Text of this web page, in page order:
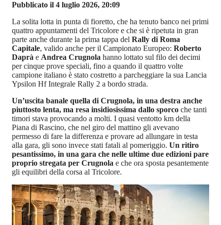
Pubblicato il 4 luglio 2026, 20:09
La solita lotta in punta di fioretto, che ha tenuto banco nei primi
quattro appuntamenti del Tricolore e che si è ripetuta in gran
parte anche durante la prima tappa del Rally di Roma
Capitale, valido anche per il Campionato Europeo: Roberto
Daprà e Andrea Crugnola hanno lottato sul filo dei decimi
per cinque prove speciali, fino a quando il quattro volte
campione italiano è stato costretto a parcheggiare la sua Lancia
Ypsilon Hf Integrale Rally 2 a bordo strada.
Un’uscita banale quella di Crugnola, in una destra anche
piuttosto lenta, ma resa insidiosissima dallo sporco che tanti
timori stava provocando a molti. I quasi ventotto km della
Piana di Rascino, che nel giro del mattino gli avevano
permesso di fare la differenza e provare ad allungare in testa
alla gara, gli sono invece stati fatali al pomeriggio. Un ritiro
pesantissimo, in una gara che nelle ultime due edizioni pare
proprio stregata per Crugnola e che ora sposta pesantemente
gli equilibri della corsa al Tricolore.